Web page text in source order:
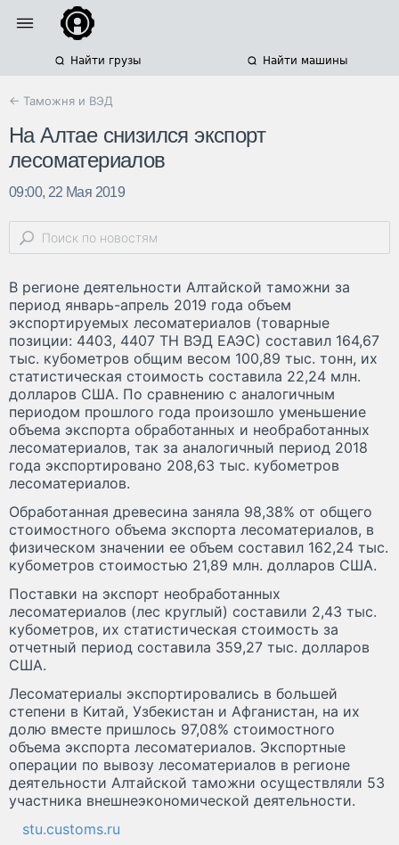
Найти грузы Найти машины
← Таможня и ВЭД
На Алтае снизился экспорт
лесоматериалов
09:00, 22 Мая 2019
В регионе деятельности Алтайской таможни за
период январь-апрель 2019 года объем
экспортируемых лесоматериалов (товарные
позиции: 4403, 4407 ТН ВЭД ЕАЭС) составил 164,67
тыс. кубометров общим весом 100,89 тыс. тонн, их
статистическая стоимость составила 22,24 млн.
долларов США. По сравнению с аналогичным
периодом прошлого года произошло уменьшение
объема экспорта обработанных и необработанных
лесоматериалов, так за аналогичный период 2018
года экспортировано 208,63 тыс. кубометров
лесоматериалов.
Обработанная древесина заняла 98,38% от общего
стоимостного объема экспорта лесоматериалов, в
физическом значении ее объем составил 162,24 тыс.
кубометров стоимостью 21,89 млн. долларов США.
Поставки на экспорт необработанных
лесоматериалов (лес круглый) составили 2,43 тыс.
кубометров, их статистическая стоимость за
отчетный период составила 359,27 тыс. долларов
США.
Лесоматериалы экспортировались в большей
степени в Китай, Узбекистан и Афганистан, на их
долю вместе пришлось 97,08% стоимостного
объема экспорта лесоматериалов. Экспортные
операции по вывозу лесоматериалов в регионе
деятельности Алтайской таможни осуществляли 53
участника внешнеэкономической деятельности.
stu.customs.ru